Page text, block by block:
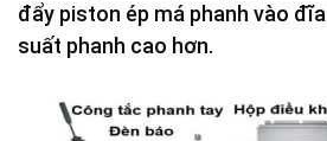
đẩy piston ép má phanh vào
suất phanh cao hơn.